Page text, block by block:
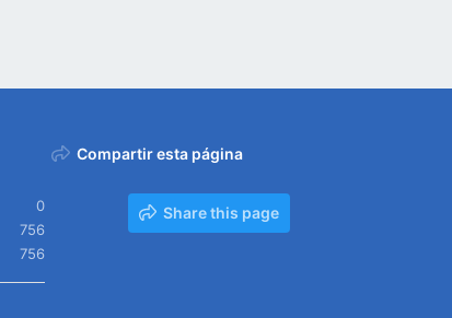
0
756
756
Compartir esta página
Share this page